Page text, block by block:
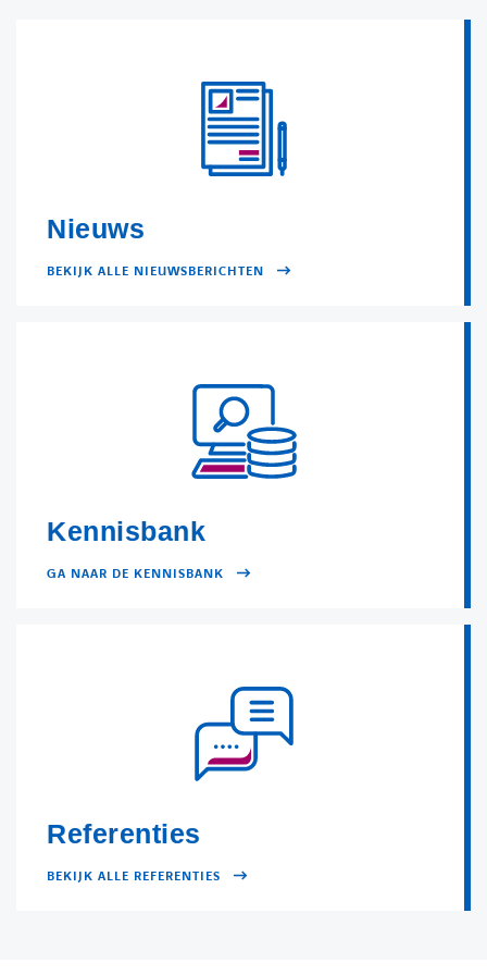
Contact
Nieuws
BEKIJK ALLE NIEUWSBERICHTEN
Kennisbank
GA NAAR DE KENNISBANK
Referenties
BEKIJK ALLE REFERENTIES